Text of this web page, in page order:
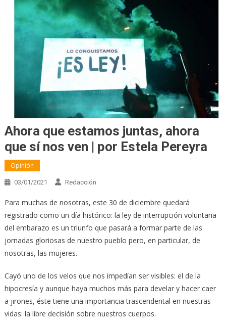
Ahora que estamos juntas, ahora
que sí nos ven | por Estela Pereyra
Opinión
03/01/2021 Redacción
Para muchas de nosotras, este 30 de diciembre quedará
registrado como un día histórico: la ley de interrupción voluntaria
del embarazo es un triunfo que pasará a formar parte de las
jornadas gloriosas de nuestro pueblo pero, en particular, de
nosotras, las mujeres.
Cayó uno de los velos que nos impedían ser visibles: el de la
hipocresía y aunque haya muchos más para develar y hacer caer
a jirones, éste tiene una importancia trascendental en nuestras
vidas: la libre decisión sobre nuestros cuerpos.